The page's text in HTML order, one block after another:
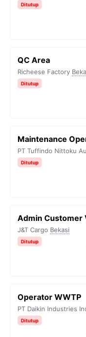
Ditutup
QC Area
Richeese Factory
Ditutup
Maintenance
PT Tuffindo Nittoku
Ditutup
Admin Customer
J&T Cargo Bekasi
Ditutup
Operator WWTP
PT Daikin Industries
Ditutup